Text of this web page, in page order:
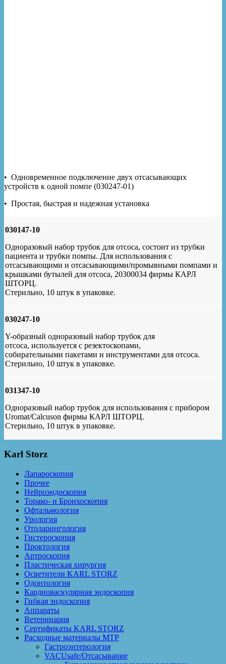
• Одновременное подключение двух отсасывающих
устройств к одной помпе (030247-01)
• Простая, быстрая и надежная установка
030147-10
Одноразовый набор трубок для отсоса, состоит из трубки
пациента и трубки помпы. Для использования с
отсасывающими и отсасывающими/промывными помпами и
крышками бутылей для отсоса, 20300034 фирмы КАРЛ
ШТОРЦ.
Стерильно, 10 штук в упаковке.
030247-10
Y-образный одноразовый набор трубок для
отсоса, используется с резектоскопами,
собирательными пакетами и инструментами для отсоса.
Стерильно, 10 штук в упаковке.
031347-10
Одноразовый набор трубок для использования с прибором
Uromat/Calcuson фирмы КАРЛ ШТОРЦ.
Стерильно, 10 штук в упаковке.
Karl Storz
Лапароскопия
Прочее
Нейроэндоскопия
Торако- и Бронхоскопия
Офтальмология
Урология
Отоларингология
Гистероскопия
Проктология
Артроскопия
Пластическая хирургия
Осветители KARL STORZ
Одонтология
Кардиоваскулярная эндоскопия
Гибкая эндоскопия
Аппараты
Ветеринария
Сертификаты KARL STORZ
Расходные материалы MTP
Гастроэнтерология
VACUsafe/Отсасывание